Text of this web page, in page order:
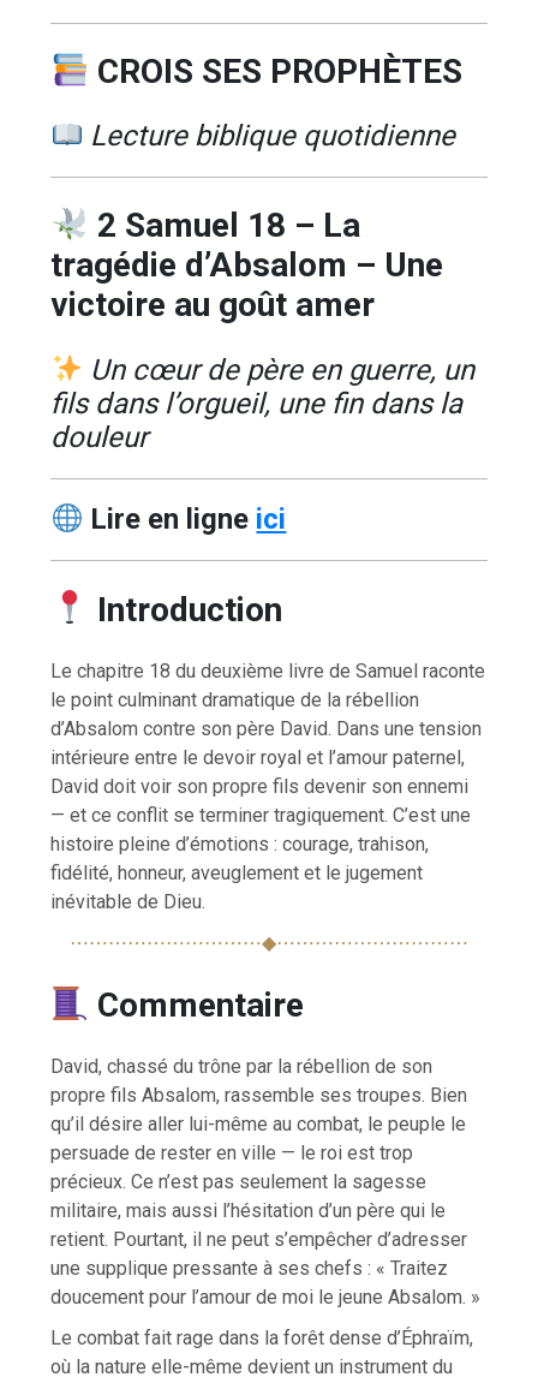
CROIS SES PROPHÈTES
Lecture biblique quotidienne
2 Samuel 18 – La
tragédie d’Absalom – Une
victoire au goût amer
Un cœur de père en guerre, un
fils dans l’orgueil, une fin dans la
douleur
Lire en ligne ici
Introduction
Le chapitre 18 du deuxième livre de Samuel raconte
le point culminant dramatique de la rébellion
d’Absalom contre son père David. Dans une tension
intérieure entre le devoir royal et l’amour paternel,
David doit voir son propre fils devenir son ennemi
— et ce conflit se terminer tragiquement. C’est une
histoire pleine d’émotions : courage, trahison,
fidélité, honneur, aveuglement et le jugement
inévitable de Dieu.
⋯⋯⋯⋯⋯⋯⋯⋯⋯⋯◆⋯⋯⋯⋯⋯⋯⋯⋯⋯⋯
Commentaire
David, chassé du trône par la rébellion de son
propre fils Absalom, rassemble ses troupes. Bien
qu’il désire aller lui-même au combat, le peuple le
persuade de rester en ville — le roi est trop
précieux. Ce n’est pas seulement la sagesse
militaire, mais aussi l’hésitation d’un père qui le
retient. Pourtant, il ne peut s’empêcher d’adresser
une supplique pressante à ses chefs : « Traitez
doucement pour l’amour de moi le jeune Absalom. »
Le combat fait rage dans la forêt dense d’Éphraïm,
où la nature elle-même devient un instrument du